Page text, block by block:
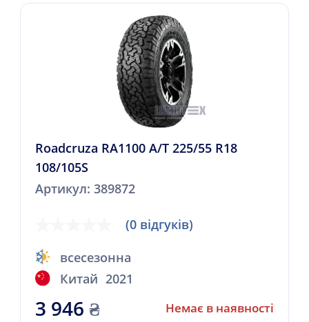
Roadcruza RA1100 A/T 225/55 R18
108/105S
Артикул: 389872
(0 відгуків)
всесезонна
Китай 2021
3 946 ₴ Немає в наявності